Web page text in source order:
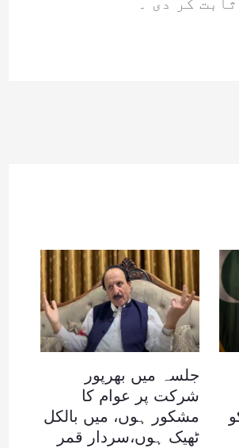
جلسہ میں بھرپور
شرکت پر عوام کا
مشکور ہوں، میں بالکل
ٹھیک ہوں،سردار قمر